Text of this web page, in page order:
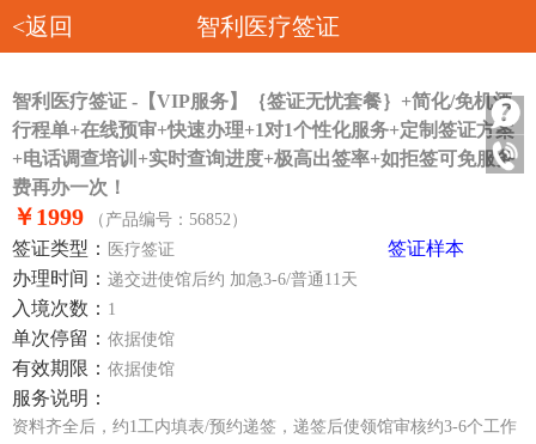
智利医疗签证
<返回
智利医疗签证 -【VIP服务】｛签证无忧套餐｝+简化/免机酒
行程单+在线预审+快速办理+1对1个性化服务+定制签证方案
+电话调查培训+实时查询进度+极高出签率+如拒签可免服务
费再办一次！
￥1999 （产品编号：56852）
签证类型： 医疗签证
签证样本
办理时间： 递交进使馆后约 加急3-6/普通11天
入境次数： 1
单次停留： 依据使馆
有效期限： 依据使馆
服务说明：
资料齐全后，约1工内填表/预约递签，递签后使领馆审核约3-6个工作